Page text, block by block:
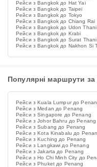
Рейси з Bangkok до Hat Yai
Рейси з Bangkok до Taipei
Рейси з Bangkok до Tokyo
Рейси з Bangkok до Chiang Rai
Рейси з Bangkok до Udon Thani
Рейси з Bangkok до Krabi
Рейси з Bangkok до Surat Thani
Рейси з Bangkok до Nakhon Si
Популярні маршрути
Рейси з Kuala Lumpur до
Рейси з Medan до Penang
Рейси з Singapore до Penang
Рейси з Johor Bahru до Penang
Рейси з Subang до Penang
Рейси з Kota Kinabalu до
Рейси з Kuching до Penang
Рейси з Langkawi до Penang
Рейси з Jakarta до Penang
Рейси з Ho Chi Minh City до
Рейси з Phuket до Penang